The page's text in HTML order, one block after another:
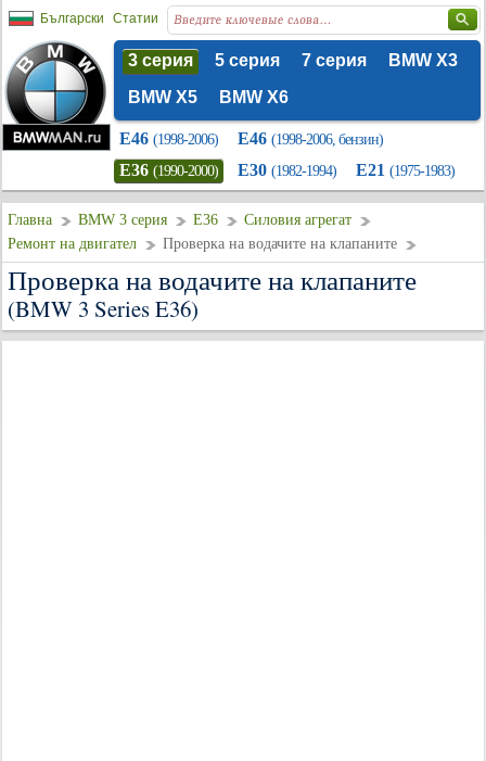
Български Статии
3 серия 5 серия 7 серия
BMW X3
BMW X5
BMW X6
E46 (1998-2006) E46 (1998-2006, бензин)
E36 (1990-2000) E30 (1982-1994) E21 (1975-1983)
Главна BMW 3 серия E36
Силовия агрегат
Ремонт на двигател
Проверка на водачите на клапаните
Проверка на водачите на клапаните
(BMW 3 Series E36)